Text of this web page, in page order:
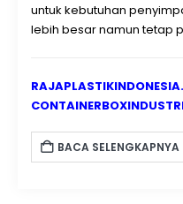
untuk kebutuhan
lebih besar namun tetap
BACA SELENGKAPNYA